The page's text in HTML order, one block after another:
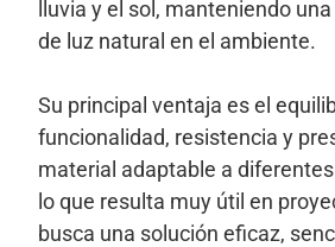
lluvia y el sol, manteniendo
de luz natural en el ambiente.
Su principal ventaja es el
funcionalidad, resistencia y
material adaptable a
lo que resulta muy útil en
busca una solución eficaz,